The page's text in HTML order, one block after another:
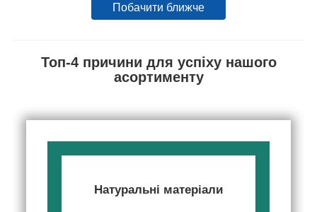
Побачити ближче
Топ-4 причини для успіху нашого
асортименту
Натуральні матеріали